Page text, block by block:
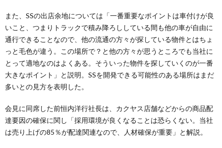
また、SSの出店余地については「一番重要なポイントは車付けが良
いこと、つまりトラックで積み降ろししている間も他の車が自由に
通行できることなので、他の流通の方々が探している物件とはちょ
っと毛色が違う。この場所で？と他の方々が思うところでも当社に
とって適地なのはよくある。そういった物件を探していくのが一番
大きなポイント」と説明。SSを開発できる可能性のある場所はまだ
多いとの見方を表明した。
会見に同席した前恒内洋行社長は、カクヤス店舗などからの商品配
達要因の確保に関し「採用環境が良くなることは恐らくない。当社
は売り上げの85％が配達関連なので、人材確保が重要」と解説。